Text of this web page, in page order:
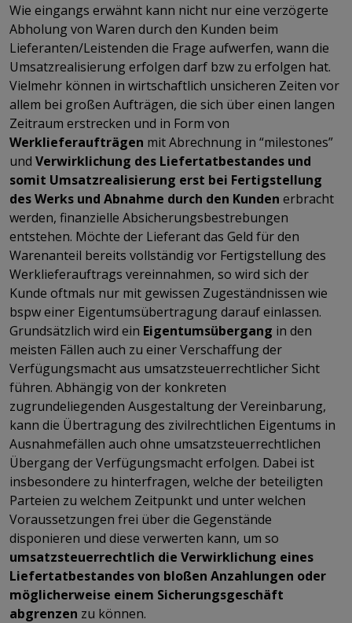
Wie eingangs erwähnt kann nicht nur eine verzögerte
Abholung von Waren durch den Kunden beim
Lieferanten/Leistenden die Frage aufwerfen, wann die
Umsatzrealisierung erfolgen darf bzw zu erfolgen hat.
Vielmehr können in wirtschaftlich unsicheren Zeiten vor
allem bei großen Aufträgen, die sich über einen langen
Zeitraum erstrecken und in Form von
Werklieferaufträgen mit Abrechnung in “milestones”
und Verwirklichung des Liefertatbestandes und
somit Umsatzrealisierung erst bei Fertigstellung
des Werks und Abnahme durch den Kunden erbracht
werden, finanzielle Absicherungsbestrebungen
entstehen. Möchte der Lieferant das Geld für den
Warenanteil bereits vollständig vor Fertigstellung des
Werklieferauftrags vereinnahmen, so wird sich der
Kunde oftmals nur mit gewissen Zugeständnissen wie
bspw einer Eigentumsübertragung darauf einlassen.
Grundsätzlich wird ein Eigentumsübergang in den
meisten Fällen auch zu einer Verschaffung der
Verfügungsmacht aus umsatzsteuerrechtlicher Sicht
führen. Abhängig von der konkreten
zugrundeliegenden Ausgestaltung der Vereinbarung,
kann die Übertragung des zivilrechtlichen Eigentums in
Ausnahmefällen auch ohne umsatzsteuerrechtlichen
Übergang der Verfügungsmacht erfolgen. Dabei ist
insbesondere zu hinterfragen, welche der beteiligten
Parteien zu welchem Zeitpunkt und unter welchen
Voraussetzungen frei über die Gegenstände
disponieren und diese verwerten kann, um so
umsatzsteuerrechtlich die Verwirklichung eines
Liefertatbestandes von bloßen Anzahlungen oder
möglicherweise einem Sicherungsgeschäft
abgrenzen zu können.